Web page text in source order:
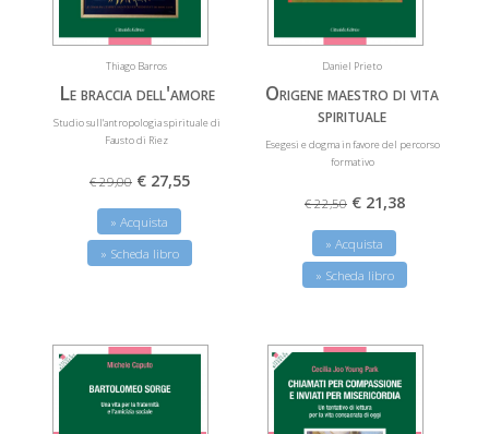
Thiago Barros
Le braccia dell'amore
Studio sull'antropologia spirituale di
Fausto di Riez
€ 29,00 € 27,55
» Acquista
» Scheda libro
Daniel Prieto
Origene maestro di vita
spirituale
Esegesi e dogma in favore del percorso
formativo
€ 22,50 € 21,38
» Acquista
» Scheda libro